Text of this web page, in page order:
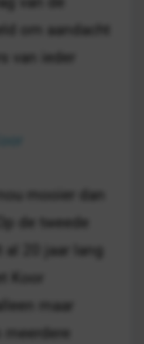
om aandacht
van ieder
mooier dan
de tweede
al 20 jaar lang
Koor
maar